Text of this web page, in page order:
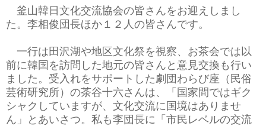
釜山韓日文化交流協会の皆さんをお迎えしまし
た。李相俊団長ほか１２人の皆さんです。
一行は田沢湖や地区文化祭を視察、お茶会では以
前に韓国を訪問した地元の皆さんと意見交換も行い
ました。受入れをサポートした劇団わらび座（民俗
芸術研究所）の茶谷十六さんは、「国家間ではギク
シャクしていますが、文化交流に国境はありませ
ん」とあいさつ。私も李団長に「市民レベルの交流